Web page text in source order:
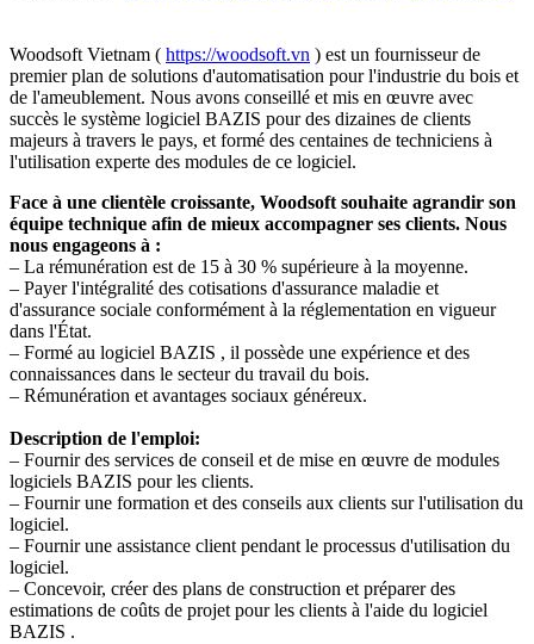
Woodsoft Vietnam ( https://woodsoft.vn ) est un fournisseur de
premier plan de solutions d'automatisation pour l'industrie du bois et
de l'ameublement. Nous avons conseillé et mis en œuvre avec
succès le système logiciel BAZIS pour des dizaines de clients
majeurs à travers le pays, et formé des centaines de techniciens à
l'utilisation experte des modules de ce logiciel.
Face à une clientèle croissante, Woodsoft souhaite agrandir son
équipe technique afin de mieux accompagner ses clients. Nous
nous engageons à :
– La rémunération est de 15 à 30 % supérieure à la moyenne.
– Payer l'intégralité des cotisations d'assurance maladie et
d'assurance sociale conformément à la réglementation en vigueur
dans l'État.
– Formé au logiciel BAZIS , il possède une expérience et des
connaissances dans le secteur du travail du bois.
– Rémunération et avantages sociaux généreux.
Description de l'emploi:
– Fournir des services de conseil et de mise en œuvre de modules
logiciels BAZIS pour les clients.
– Fournir une formation et des conseils aux clients sur l'utilisation du
logiciel.
– Fournir une assistance client pendant le processus d'utilisation du
logiciel.
– Concevoir, créer des plans de construction et préparer des
estimations de coûts de projet pour les clients à l'aide du logiciel
BAZIS .